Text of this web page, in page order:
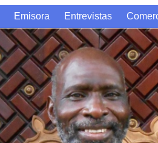
Emisora Entrevistas